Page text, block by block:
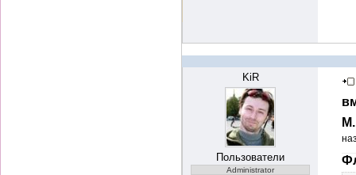
KiR
Пользователи
Administrator